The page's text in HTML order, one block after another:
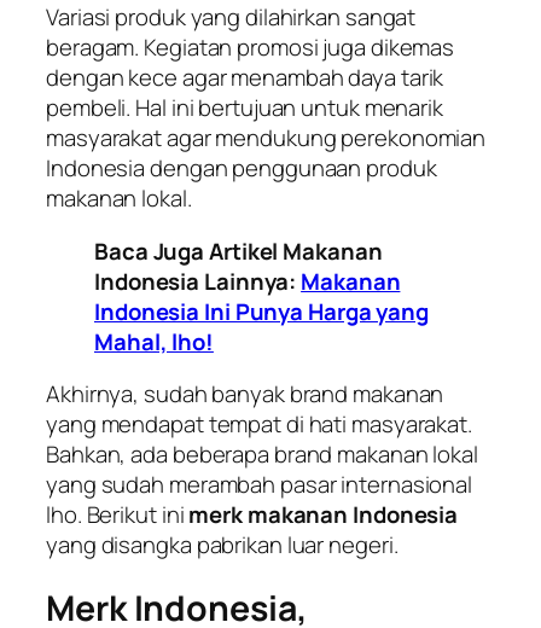
Variasi produk yang dilahirkan sangat
beragam. Kegiatan promosi juga dikemas
dengan kece agar menambah daya tarik
pembeli. Hal ini bertujuan untuk menarik
masyarakat agar mendukung perekonomian
Indonesia dengan penggunaan produk
makanan lokal.
Baca Juga Artikel Makanan
Indonesia Lainnya: Makanan
Indonesia Ini Punya Harga yang
Mahal, lho!
Akhirnya, sudah banyak brand makanan
yang mendapat tempat di hati masyarakat.
Bahkan, ada beberapa brand makanan lokal
yang sudah merambah pasar internasional
lho. Berikut inimerk makanan Indonesia
yang disangka pabrikan luar negeri.
Merk Indonesia,